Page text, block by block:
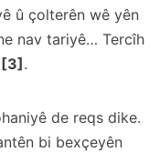
û çolterên wê yên
nav tariyê… Tercîh
[3].
de reqs dike.
bi bexçeyên